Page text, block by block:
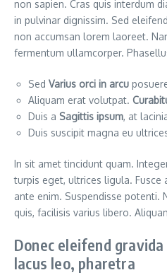
non sapien. Cras quis interdum
in pulvinar dignissim. Sed
non accumsan lorem laoreet.
fermentum ullamcorper.
Sed Varius orci in arcu
Aliquam erat volutpat.
Duis a Sagittis ipsum, at
Duis suscipit magna eu
In sit amet tincidunt quam.
turpis eget, ultrices ligula. Fusce
ante enim. Suspendisse potenti.
quis, facilisis varius libero.
Donec eleifend
lacus leo, pharetra